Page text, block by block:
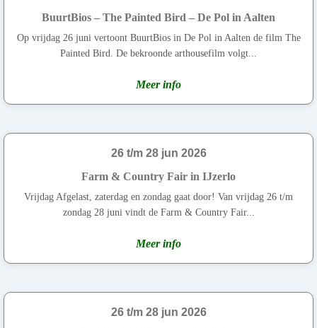
BuurtBios – The Painted Bird – De Pol in Aalten
Op vrijdag 26 juni vertoont BuurtBios in De Pol in Aalten de film The
Painted Bird. De bekroonde arthousefilm volgt...
Meer info
26 t/m 28 jun 2026
Farm & Country Fair in IJzerlo
Vrijdag Afgelast, zaterdag en zondag gaat door! Van vrijdag 26 t/m
zondag 28 juni vindt de Farm & Country Fair...
Meer info
26 t/m 28 jun 2026